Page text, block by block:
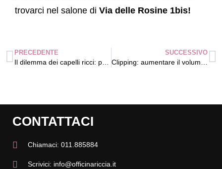
trovarci nel salone di Via delle Rosine 1bis!
PRECEDENTE
Il dilemma dei capelli ricci: poco volume o troppo volume?
SUCCESSIVO
Clipping: aumentare il volume dei ricci alla radice
CONTATTACI
Chiamaci: 011.885884
Scrivici: info@officinariccia.it